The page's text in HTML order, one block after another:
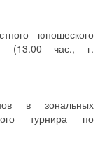
юношеского
(13.00 час., г.
в зональных
турнира по